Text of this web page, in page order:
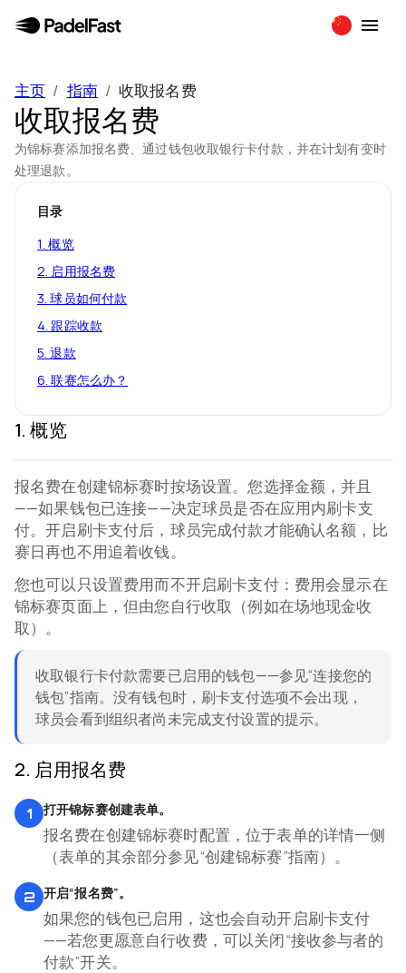
主页 / 指南 / 收取报名费
收取报名费
为锦标赛添加报名费、通过钱包收取银行卡付款，并在计划有变时
处理退款。
目录
1.概览
2. 启用报名费
3.球员如何付款
4. 跟踪收款
5.退款
6.联赛怎么办？
1.概览
Video coming soon
报名费在创建锦标赛时按场设置。您选择金额，并且
——如果钱包已连接——决定球员是否在应用内刷卡支
付。开启刷卡支付后，球员完成付款才能确认名额，比
赛日再也不用追着收钱。
您也可以只设置费用而不开启刷卡支付：费用会显示在
锦标赛页面上，但由您自行收取（例如在场地现金收
取）。
收取银行卡付款需要已启用的钱包——参见“连接您的
钱包”指南。没有钱包时，刷卡支付选项不会出现，
球员会看到组织者尚未完成支付设置的提示。
2. 启用报名费
1 打开锦标赛创建表单。
报名费在创建锦标赛时配置，位于表单的详情一侧
（表单的其余部分参见“创建锦标赛”指南）。
2 开启“报名费”。
如果您的钱包已启用，这也会自动开启刷卡支付
——若您更愿意自行收费，可以关闭“接收参与者的
付款”开关。